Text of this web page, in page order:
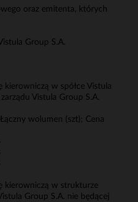
oraz emitenta, których
Group S.A.
kierowniczą w spółce Vistula
Vistula Group S.A.
wolumen (szt); Cena
kierowniczą w strukturze
Group S.A. nie będącej